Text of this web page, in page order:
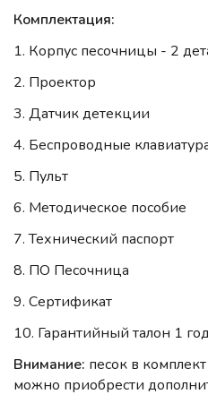
Комплектация:
1. Корпус песочницы - 2
2. Проектор
3. Датчик детекции
4. Беспроводные
5. Пульт
6. Методическое пособие
7. Технический паспорт
8. ПО Песочница
9. Сертификат
10. Гарантийный талон 1 год
Внимание: песок в
можно приобрести